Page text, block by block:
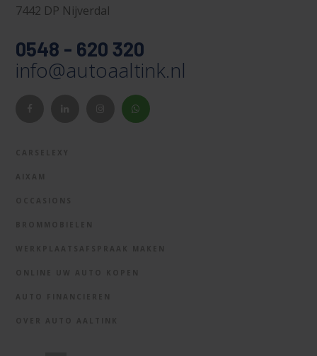
7442 DP Nijverdal
0548 - 620 320
info@autoaaltink.nl